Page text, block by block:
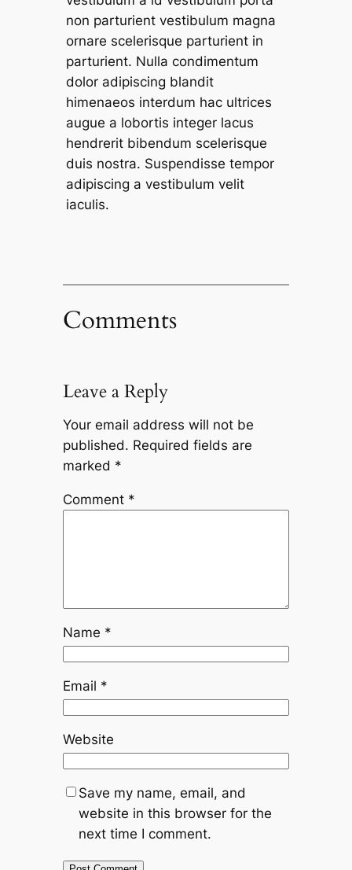
non parturient vestibulum magna
ornare scelerisque parturient in
parturient. Nulla condimentum
dolor adipiscing blandit
himenaeos interdum hac ultrices
augue a lobortis integer lacus
hendrerit bibendum scelerisque
duis nostra. Suspendisse tempor
adipiscing a vestibulum velit
iaculis.
Comments
Leave a Reply
Your email address will not be
published. Required fields are
marked *
Comment *
Name *
Email *
Website
Save my name, email, and
website in this browser for the
next time I comment.